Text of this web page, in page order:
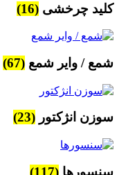
کلید چرخشی (16)
شمع / وایر شمع (67)
سوزن انژکتور (23)
سنسورها (117)